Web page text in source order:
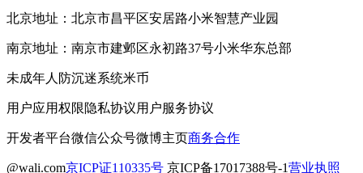
北京地址：北京市昌平区安居路小米智慧产业园
南京地址：南京市建邺区永初路37号小米华东总部
未成年人防沉迷系统米币
用户应用权限隐私协议用户服务协议
开发者平台微信公众号微博主页商务合作
@wali.com京ICP证110335号 京ICP备17017388号-1营业执照